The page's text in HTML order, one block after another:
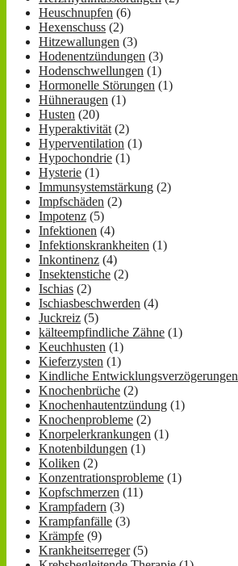
Heuschnupfen (6)
Hexenschuss (2)
Hitzewallungen (3)
Hodenentzündungen (3)
Hodenschwellungen (1)
Hormonelle Störungen (1)
Hühneraugen (1)
Husten (20)
Hyperaktivität (2)
Hyperventilation (1)
Hypochondrie (1)
Hysterie (1)
Immunsystemstärkung (2)
Impfschäden (2)
Impotenz (5)
Infektionen (4)
Infektionskrankheiten (1)
Inkontinenz (4)
Insektenstiche (2)
Ischias (2)
Ischiasbeschwerden (4)
Juckreiz (5)
kälteempfindliche Zähne (1)
Keuchhusten (1)
Kieferzysten (1)
Kindliche Entwicklungsverzögerungen
Knochenbrüche (2)
Knochenhautentzündung (1)
Knochenprobleme (2)
Knorpelerkrankungen (1)
Knotenbildungen (1)
Koliken (2)
Konzentrationsprobleme (1)
Kopfschmerzen (11)
Krampfadern (3)
Krampfanfälle (3)
Krämpfe (9)
Krankheitserreger(5)